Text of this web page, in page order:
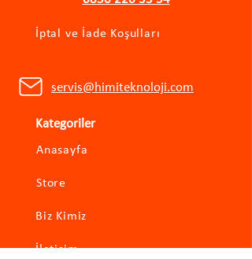
İptal ve İade Koşulları
servis@himiteknoloji.com
Kategoriler
Anasayfa
Store
Biz Kimiz
İletişim